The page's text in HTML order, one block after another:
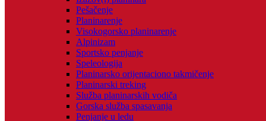
Pešačenje
Planinarenje
Visokogorsko planinarenje
Alpinizam
Sportsko penjanje
Speleologija
Planinarsko orijentaciono takmičenje
Planinarski treking
Služba planinarskih vodiča
Gorska služba spasavanja
Penjanje u ledu